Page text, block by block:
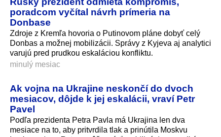
poradcom vyčítal návrh prímeria na
Donbase
Zdroje z Kremľa hovoria o Putinovom pláne dobyť celý
Donbas a možnej mobilizácii. Správy z Kyjeva aj analytici
varujú pred prudkou eskaláciou konfliktu.
minulý mesiac
Ak vojna na Ukrajine neskončí do dvoch
mesiacov, dôjde k jej eskalácii, vraví Petr
Pavel
Podľa prezidenta Petra Pavla má Ukrajina len dva
mesiace na to, aby pritvrdila tlak a prinútila Moskvu